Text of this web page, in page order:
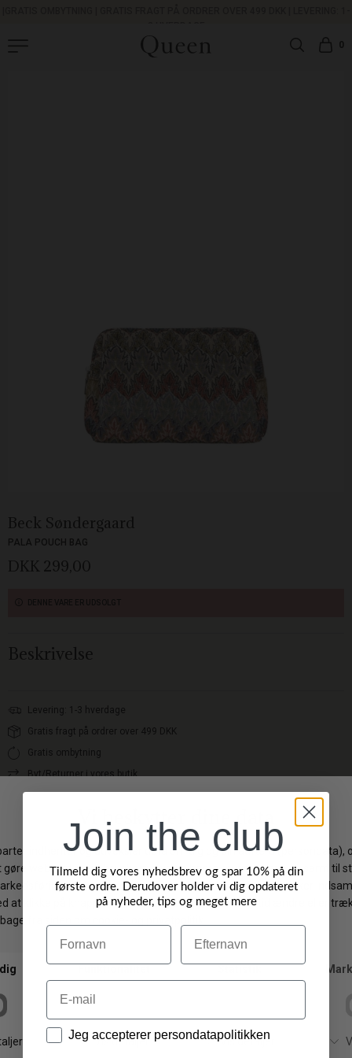
0
Beck Søndergaard
PALA POUCH BAG
DKK 299,00
Beskrivelse
Levering: 1-3 hverdage
Gratis fragt på ordrer over 499 DKK
Gratis ombytning
Byt/Returner i vores butik
Vi anbefaler også
Join the club
Tilmeld dig vores nyhedsbrev og spar 10% på din
første ordre. Derudover holder vi dig opdateret
på nyheder, tips og meget mere
Navn Efternavn
Email
DataJeg accepterer persondatapolitikken